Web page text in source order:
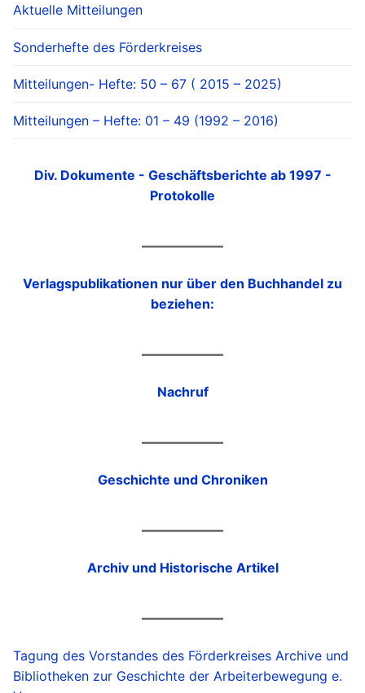
Aktuelle Mitteilungen
Sonderhefte des Förderkreises
Mitteilungen- Hefte: 50 – 67 ( 2015 – 2025)
Mitteilungen – Hefte: 01 – 49 (1992 – 2016)
Div. Dokumente - Geschäftsberichte ab 1997 -
Protokolle
Verlagspublikationen nur über den Buchhandel zu
beziehen:
Nachruf
Geschichte und Chroniken
Archiv und Historische Artikel
Tagung des Vorstandes des Förderkreises Archive und
Bibliotheken zur Geschichte der Arbeiterbewegung e.